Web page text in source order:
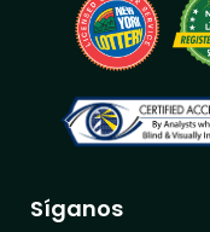
Síganos